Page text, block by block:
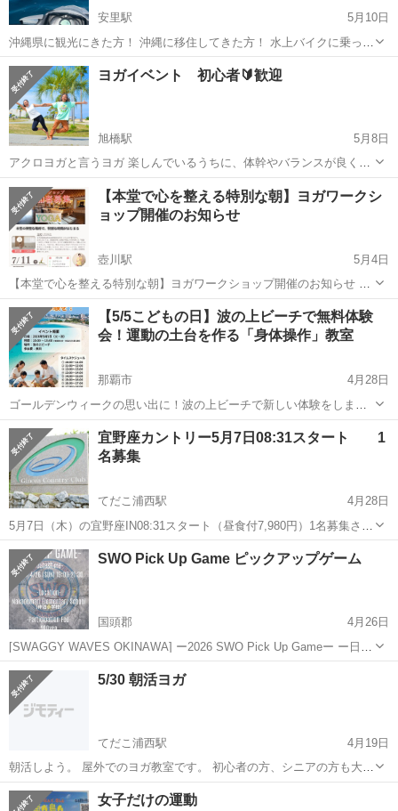
安里駅
5月10日
沖縄県に観光にきた方！ 沖縄に移住してきた方！ 水上バイクに乗って
みたい(後部席)という方を募集します。
沖縄 那覇市 安里駅 スポーツ
ヨガイベント 初心者🔰歓迎
旭橋駅
5月8日
アクロヨガと言うヨガ 楽しんでいるうちに、体幹やバランスが良くな
ります 笑って動いて、アトラクションのようなヨガ 血の巡りもリンパ
の流れも良くなる。身体整う遊びです 初心者歓迎。簡単なものをやっ
て遊びましょう...
沖縄 那覇市 旭橋駅 スポーツ JAM
【本堂で心を整える特別な朝】ヨガワークシ
ョップ開催のお知らせ
壺川駅
5月4日
【本堂で心を整える特別な朝】ヨガワークショップ開催のお知らせ ナ
マステ🪷 沖縄ヨガ協会です。 このたび、琉球識名院の本堂という特別
な空間で ヨガワークショップを開催することになりました。 静寂に包
まれた神聖な場所で、 ...
沖縄 那覇市 スポーツ インド
【5/5こどもの日】波の上ビーチで無料体験
会！運動の土台を作る「身体操作」教室
那覇市
4月28日
ゴールデンウィークの思い出に！波の上ビーチで新しい体験をしませ
んか？ 5月5日「こどもの日」限定で、運動能力の土台を整える「身体
操作（ボディOS）」の無料体験会を開催します！ 「うちの子、運動
が苦手かも…」 「もっとスム...
沖縄 那覇市 スポーツ 無料
宜野座カントリー5月7日08:31スタート 1
名募集
てだこ浦西駅
4月28日
5月7日（木）の宜野座IN08:31スタート（昼食付7,980円）1名募集させ
て戴きます。 ご参加戴けます方はご連絡戴きますよう、よろしくお願
い致します。
沖縄 国頭郡 スポーツ
SWO Pick Up Game ピックアップゲーム
国頭郡
4月26日
[SWAGGY WAVES OKINAWA] ー2026 SWO Pick Up Gameー ー日時
ー 2026年 4月26日 日曜日 19:00-22:00 ー参加費用ー 200円 ー場
所ー 仲泊小学校 🔴最大4...
沖縄 スポーツ バスケ
5/30 朝活ヨガ
てだこ浦西駅
4月19日
朝活しよう。 屋外でのヨガ教室です。 初心者の方、シニアの方も大歓
迎。 日 時：2026/5/30 土曜日7:00～8:00 雨天中止 対
象 18歳以上の方 講 師 MIHO（日本サップヨガ協会公...
沖縄 宜野湾市 てだこ浦西駅
女子だけの運動